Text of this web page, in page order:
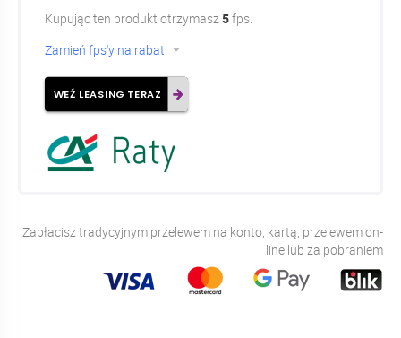
Kupując ten produkt otrzymasz5fps.
Zamień fps'y na rabat
WEŹ LEASING TERAZ
Zapłacisz tradycyjnym przelewem na konto, kartą, przelewem on-
line lub za pobraniem